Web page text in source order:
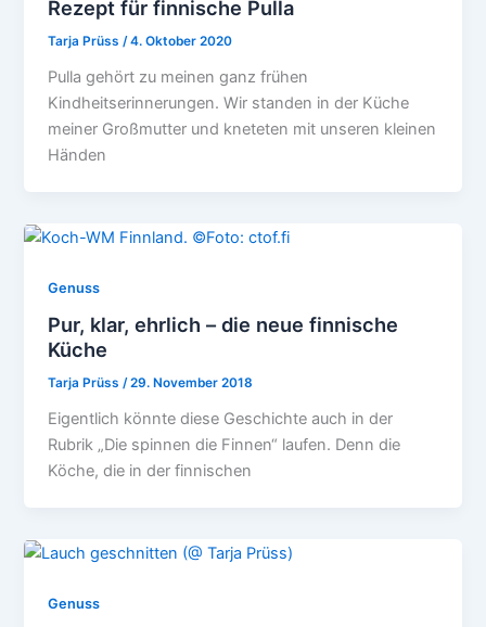
Rezept für finnische Pulla
Tarja Prüss/4. Oktober 2020
Pulla gehört zu meinen ganz frühen
Kindheitserinnerungen. Wir standen in der Küche
meiner Großmutter und kneteten mit unseren kleinen
Händen
Genuss
Pur, klar, ehrlich – die neue finnische
Küche
Tarja Prüss/29. November 2018
Eigentlich könnte diese Geschichte auch in der
Rubrik „Die spinnen die Finnen“ laufen. Denn die
Köche, die in der finnischen
Genuss